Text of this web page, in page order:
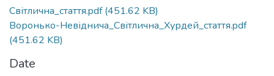
Світлична_стаття.pdf(451.62 KB)
Воронько-Невіднича_Світлична_Хурдей_стаття.pdf
(451.62 KB)
Date